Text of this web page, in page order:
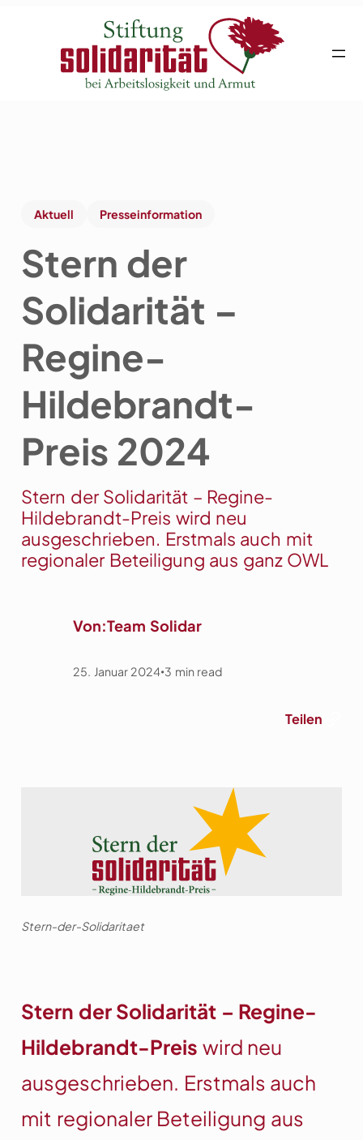
Aktuell Presseinformation
Stern der
Solidarität –
Regine-
Hildebrandt-
Preis 2024
Stern der Solidarität – Regine-
Hildebrandt-Preis wird neu
ausgeschrieben. Erstmals auch mit
regionaler Beteiligung aus ganz OWL
Von:Team Solidar
25. Januar 2024•3 min read
Teilen
Stern-der-Solidaritaet
Stern der Solidarität – Regine-
Hildebrandt-Preis wird neu
ausgeschrieben. Erstmals auch
mit regionaler Beteiligung aus